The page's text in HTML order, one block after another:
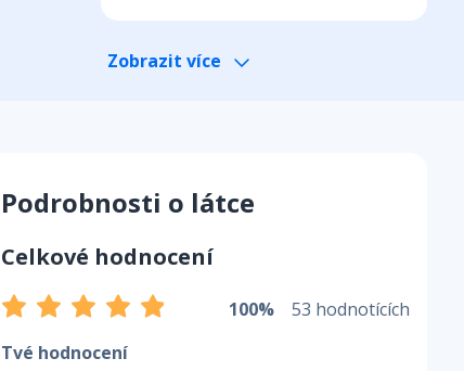
Zobrazit více
Podrobnosti o látce
Celkové hodnocení
100%
53 hodnotících
Tvé hodnocení